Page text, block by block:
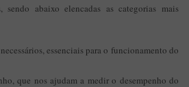
abaixo elencadas as categorias mais
essenciais para o funcionamento do
que nos ajudam a medir o desempenho do